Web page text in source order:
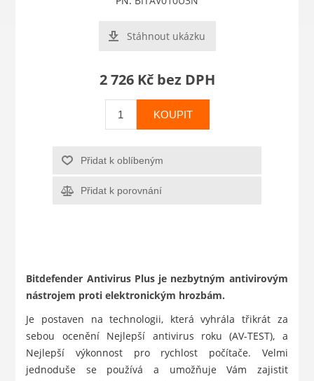
Stáhnout ukázku
2 726 Kč bez DPH
KOUPIT
Přidat k oblíbeným
Přidat k porovnání
Bitdefender Antivirus Plus je nezbytným antivirovým
nástrojem proti elektronickým hrozbám.
Je postaven na technologii, která vyhrála třikrát za
sebou ocenění Nejlepší antivirus roku (AV-TEST), a
Nejlepší výkonnost pro rychlost počítače. Velmi
jednoduše se používá a umožňuje Vám zajistit